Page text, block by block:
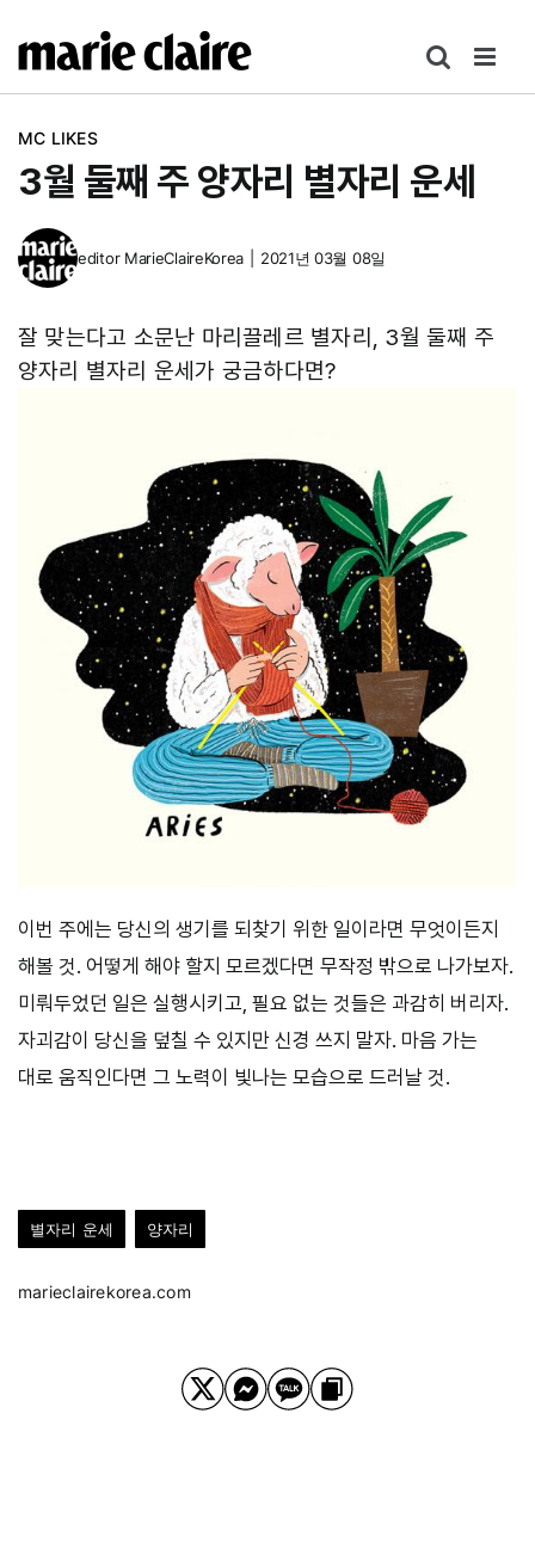
텐
MC LIKES
3월 둘째 주 양자리 별자리 운세
editor MarieClaireKorea 2021년 03월 08일
잘 맞는다고 소문난 마리끌레르 별자리, 3월 둘째 주
양자리 별자리 운세가 궁금하다면?
이번 주에는 당신의 생기를 되찾기 위한 일이라면 무엇이든지
해볼 것. 어떻게 해야 할지 모르겠다면 무작정 밖으로 나가보자.
미뤄두었던 일은 실행시키고, 필요 없는 것들은 과감히 버리자.
자괴감이 당신을 덮칠 수 있지만 신경 쓰지 말자. 마음 가는
대로 움직인다면 그 노력이 빛나는 모습으로 드러날 것.
별자리 운세 양자리
marieclairekorea.com